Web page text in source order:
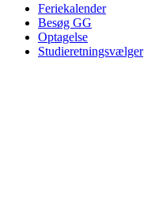
Feriekalender
Besøg GG
Optagelse
Studieretningsvælger